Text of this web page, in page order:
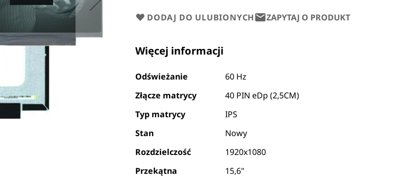
DODAJ DO ULUBIONYCH ZAPYTAJ O PRODUKT
Więcej informacji
Odświeżanie
60 Hz
Złącze matrycy
40 PIN eDp (2,5CM)
Typ matrycy
IPS
Stan
Nowy
Rozdzielczość
1920x1080
Przekątna
15,6"